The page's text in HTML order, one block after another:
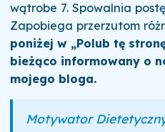
wątrobe 7. Spowalnia
Zapobiega przerzutom
poniżej w „Polub tę
bieżąco informowany o
mojego bloga.
Motywator